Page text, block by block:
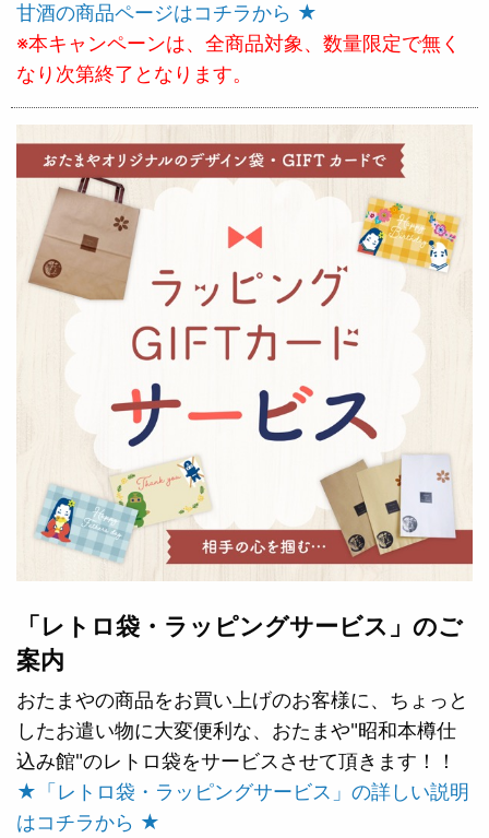
甘酒の商品ページはコチラから ★
※本キャンペーンは、全商品対象、数量限定で無く
なり次第終了となります。
「レトロ袋・ラッピングサービス」のご
案内
おたまやの商品をお買い上げのお客様に、ちょっと
したお遣い物に大変便利な、おたまや"昭和本樽仕
込み館"のレトロ袋をサービスさせて頂きます！！
★「レトロ袋・ラッピングサービス」の詳しい説明
はコチラから ★